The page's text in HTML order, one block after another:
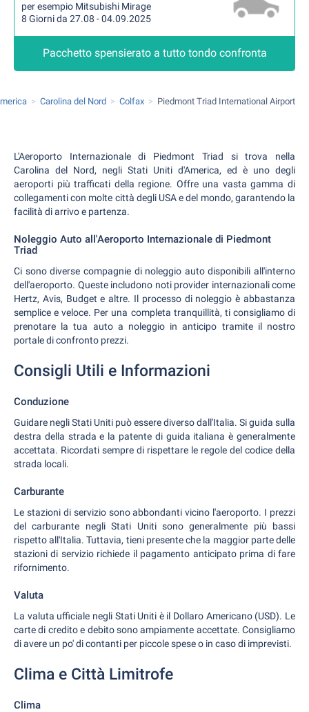
per esempio Mitsubishi Mirage
8 Giorni da 27.08 - 04.09.2025
Pacchetto spensierato a tutto tondo confronta
Carolina del Nord Colfax Piedmont Triad International Airport
L'Aeroporto Internazionale di Piedmont Triad si trova nella
Carolina del Nord, negli Stati Uniti d'America, ed è uno degli
aeroporti più trafficati della regione. Offre una vasta gamma di
collegamenti con molte città degli USA e del mondo, garantendo la
facilità di arrivo e partenza.
Noleggio Auto all'Aeroporto Internazionale di Piedmont
Triad
Ci sono diverse compagnie di noleggio auto disponibili all'interno
dell'aeroporto. Queste includono noti provider internazionali come
Hertz, Avis, Budget e altre. Il processo di noleggio è abbastanza
semplice e veloce. Per una completa tranquillità, ti consigliamo di
prenotare la tua auto a noleggio in anticipo tramite il nostro
portale di confronto prezzi.
Consigli Utili e Informazioni
Conduzione
Guidare negli Stati Uniti può essere diverso dall'Italia. Si guida sulla
destra della strada e la patente di guida italiana è generalmente
accettata. Ricordati sempre di rispettare le regole del codice della
strada locali.
Carburante
Le stazioni di servizio sono abbondanti vicino l'aeroporto. I prezzi
del carburante negli Stati Uniti sono generalmente più bassi
rispetto all'Italia. Tuttavia, tieni presente che la maggior parte delle
stazioni di servizio richiede il pagamento anticipato prima di fare
rifornimento.
Valuta
La valuta ufficiale negli Stati Uniti è il Dollaro Americano (USD). Le
carte di credito e debito sono ampiamente accettate. Consigliamo
di avere un po' di contanti per piccole spese o in caso di imprevisti.
Clima e Città Limitrofe
Clima